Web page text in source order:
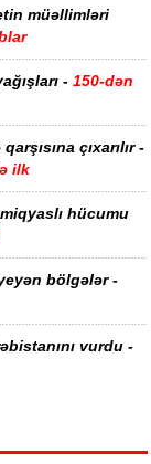
müəllimləri
- 150-dən
çıxarılır -
ilk
hücumu
bölgələr -
vurdu -